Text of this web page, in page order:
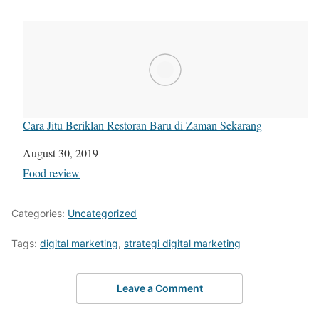
Cara Jitu Beriklan Restoran Baru di Zaman Sekarang
Date
August 30, 2019
In relation to
Food review
Categories: Uncategorized
Tags: digital marketing, strategi digital marketing
Leave a Comment